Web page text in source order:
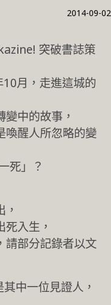
2014-09-02
突破書誌策
月，走進這城的
中的故事，
喚醒人所忽略的變
死」？
入生，
請部分記錄者以文
中一位見證人，